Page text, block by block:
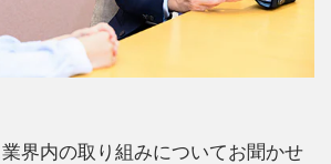
界内の取り組みについてお聞かせ